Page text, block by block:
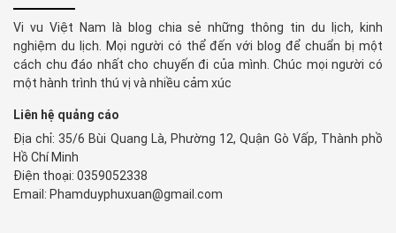
Vi vu Việt Nam là blog chia sẻ những thông tin du lịch, kinh
nghiệm du lịch. Mọi người có thể đến với blog để chuẩn bị một
cách chu đáo nhất cho chuyến đi của mình. Chúc mọi người có
một hành trình thú vị và nhiều cảm xúc
Liên hệ quảng cáo
Địa chỉ: 35/6 Bùi Quang Là, Phường 12, Quận Gò Vấp, Thành phồ
Hồ Chí Minh
Điện thoại: 0359052338
Email: Phamduyphuxuan@gmail.com